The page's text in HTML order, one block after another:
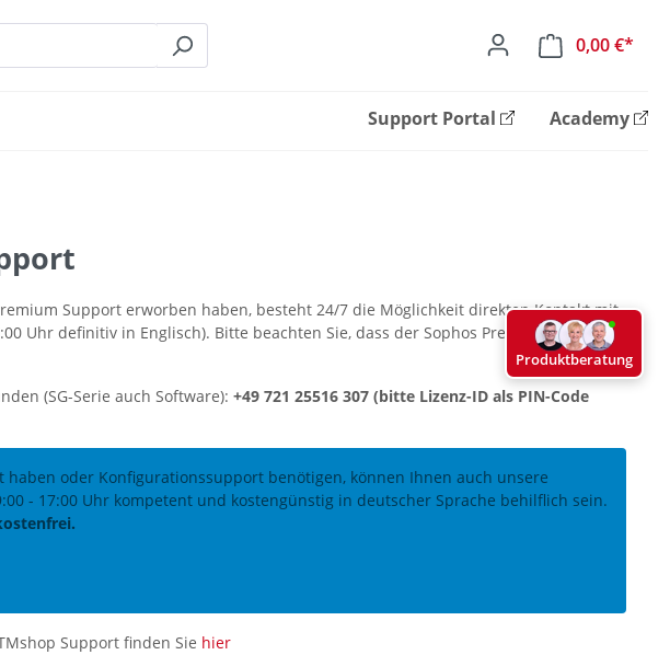
0,00 €*
Support Portal Academy
Support erworben haben, besteht 24/7 die Möglichkeit direkten Kontakt mit
Uhr definitiv in Englisch). Bitte beachten Sie, dass der Sophos Premium Support
(SG-Serie auch Software): +49 721 25516 307 (bitte Lizenz-ID als PIN-Code
oder Konfigurationssupport benötigen, können Ihnen auch unsere
- 17:00 Uhr kompetent und kostengünstig in deutscher Sprache behilflich sein.
Support finden Sie hier
Produktberatung